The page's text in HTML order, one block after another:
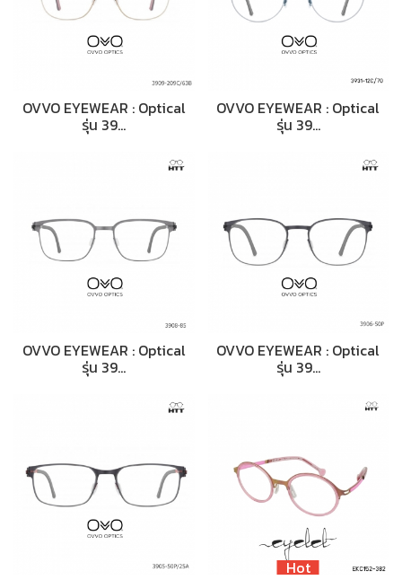
OVVO EYEWEAR : Optical
รุ่น 39…
OVVO EYEWEAR : Optical
รุ่น 39…
OVVO EYEWEAR : Optical
รุ่น 39…
OVVO EYEWEAR : Optical
รุ่น 39…
Hot